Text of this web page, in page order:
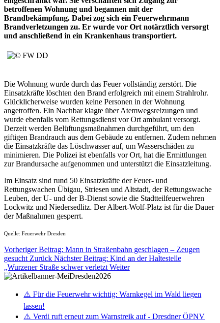
betroffenen Wohnung und begannen mit der
Brandbekämpfung. Dabei zog sich ein Feuerwehrmann
Brandverletzungen zu. Er wurde vor Ort notärztlich versorgt
und anschließend in ein Krankenhaus transportiert.
Die Wohnung wurde durch das Feuer vollständig zerstört. Die
Einsatzkräfte löschten den Brand erfolgreich mit einem Strahlrohr.
Glücklicherweise wurden keine Personen in der Wohnung
angetroffen. Ein Nachbar klagte über Atemwegsreizungen und
wurde ebenfalls vom Rettungsdienst vor Ort ambulant versorgt.
Derzeit werden Belüftungsmaßnahmen durchgeführt, um den
giftigen Brandrauch aus dem Gebäude zu entfernen. Zudem nehmen
die Einsatzkräfte das Löschwasser auf, um Wasserschäden zu
minimieren. Die Polizei ist ebenfalls vor Ort, hat die Ermittlungen
zur Brandursache aufgenommen und unterstützt die Einsatzleitung.
Im Einsatz sind rund 50 Einsatzkräfte der Feuer- und
Rettungswachen Übigau, Striesen und Altstadt, der Rettungswache
Leuben, der U- und der B-Dienst sowie die Stadtteilfeuerwehren
Lockwitz und Niedersedlitz. Der Albert-Wolf-Platz ist für die Dauer
der Maßnahmen gesperrt.
Quelle: Feuerwehr Dresden
Vorheriger Beitrag: Mann in Straßenbahn geschlagen – Zeugen
gesucht Zurück Nächster Beitrag: Kind an der Haltestelle
„Wurzener Straße schwer verletzt Weiter
⚠️ Für die Feuerwehr wichtig: Warnkegel im Wald liegen
lassen!
⚠️ Verdi ruft erneut zum Warnstreik auf - Dresdner ÖPNV